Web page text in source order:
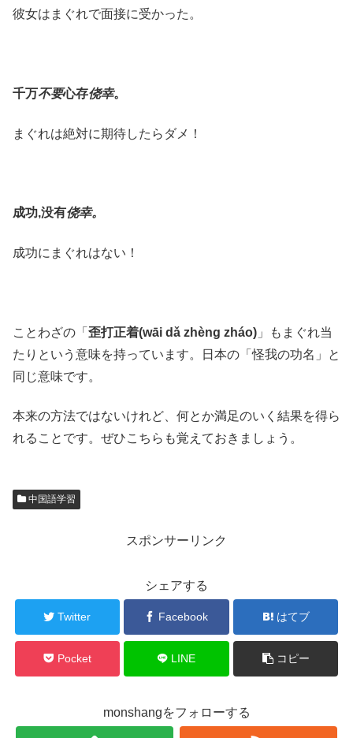
彼女はまぐれで面接に受かった。
千万不要心存侥幸。
まぐれは絶対に期待したらダメ！
成功,没有侥幸。
成功にまぐれはない！
ことわざの「 歪打正着(wāi dǎ zhèng zháo) 」もまぐれ当
たりという意味を持っています。日本の「怪我の功名」と
同じ意味です。
本来の方法ではないけれど、何とか満足のいく結果を得ら
れることです。ぜひこちらも覚えておきましょう。
中国語学習
スポンサーリンク
シェアする
Twitter Facebook はてブ
Pocket LINE コピー
monshangをフォローする